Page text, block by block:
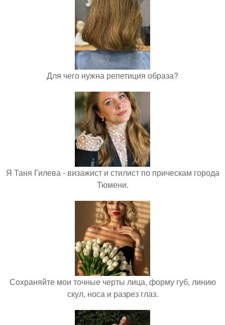
Для чего нужна репетиция образа?
Я Таня Гилева - визажист и стилист по прическам города
Тюмени.
Сохраняйте мои точные черты лица, форму губ, линию
скул, носа и разрез глаз.